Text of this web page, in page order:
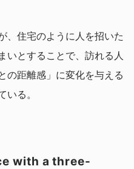
、住宅のように人を招いた
いとすることで、訪れる人
の距離感」に変化を与える
る。
with a three-